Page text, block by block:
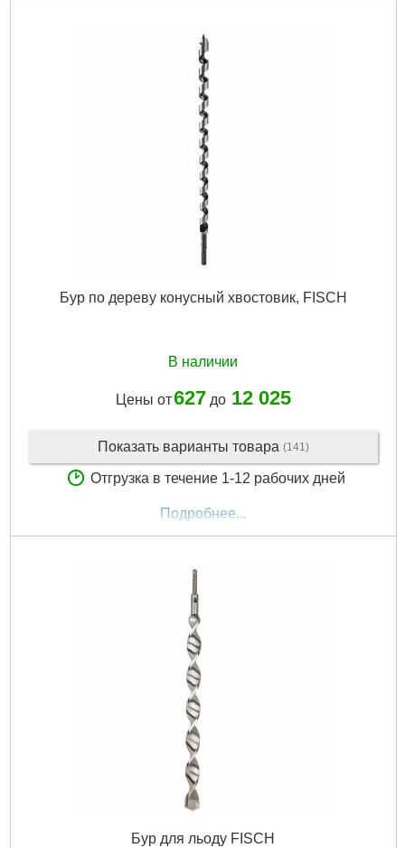
Бур по дереву конусный хвостовик, FISCH
В наличии
Цены от627 до 12 025
Показать варианты товара (141)
Отгрузка в течение 1-12 рабочих дней
Подробнее...
Бур для льоду FISCH